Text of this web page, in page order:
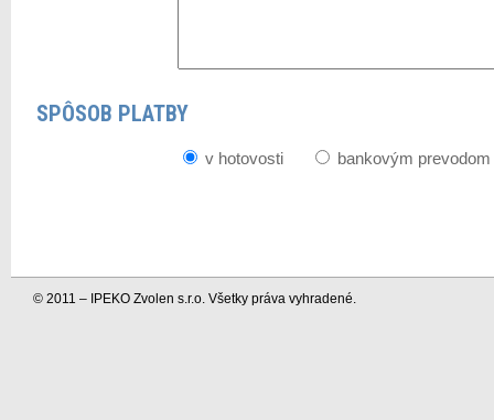
SPÔSOB PLATBY
v hotovosti bankovým prevodom
© 2011 – IPEKO Zvolen s.r.o. Všetky práva vyhradené.